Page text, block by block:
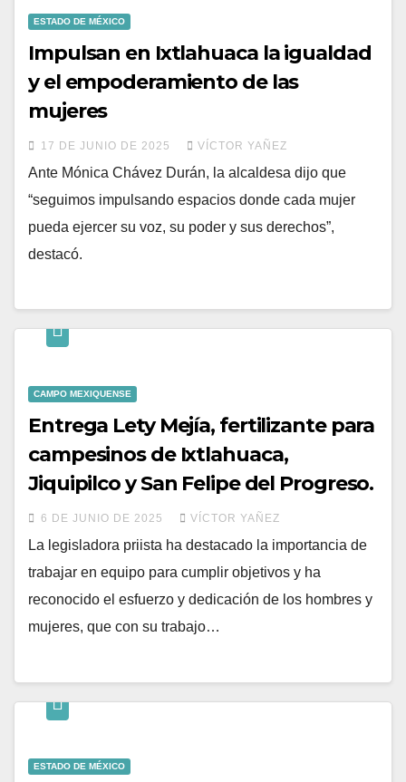
ESTADO DE MÉXICO
Impulsan en Ixtlahuaca la igualdad
y el empoderamiento de las
mujeres
17 DE JUNIO DE 2025 VÍCTOR YAÑEZ
Ante Mónica Chávez Durán, la alcaldesa dijo que
“seguimos impulsando espacios donde cada mujer
pueda ejercer su voz, su poder y sus derechos”,
destacó.
CAMPO MEXIQUENSE
Entrega Lety Mejía, fertilizante para
campesinos de Ixtlahuaca,
Jiquipilco y San Felipe del Progreso.
6 DE JUNIO DE 2025 VÍCTOR YAÑEZ
La legisladora priista ha destacado la importancia de
trabajar en equipo para cumplir objetivos y ha
reconocido el esfuerzo y dedicación de los hombres y
mujeres, que con su trabajo…
ESTADO DE MÉXICO